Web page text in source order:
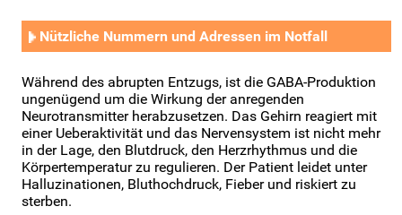
Nützliche Nummern und Adressen im Notfall
Während des abrupten Entzugs, ist die GABA-Produktion
ungenügend um die Wirkung der anregenden
Neurotransmitter herabzusetzen. Das Gehirn reagiert mit
einer Ueberaktivität und das Nervensystem ist nicht mehr
in der Lage, den Blutdruck, den Herzrhythmus und die
Körpertemperatur zu regulieren. Der Patient leidet unter
Halluzinationen, Bluthochdruck, Fieber und riskiert zu
sterben.